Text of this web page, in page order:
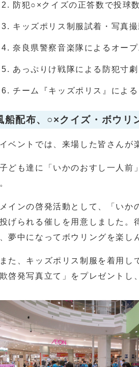
防犯○×クイズの正答数で投球
キッズポリス制服試着・写真
奈良県警察音楽隊によるオー
あっぷりけ戦隊による防犯寸劇
チーム『キッズポリス』によ
船配布、○×クイズ・ボウリ
ベントでは、来場した皆さんが
ども達に「いかのおすし一人前
インの啓発活動として、「いか
げられる催しを用意しました。
夢中になってボウリングを楽し
た、キッズポリス制服を着用し
啓発写真立て」をプレゼントし